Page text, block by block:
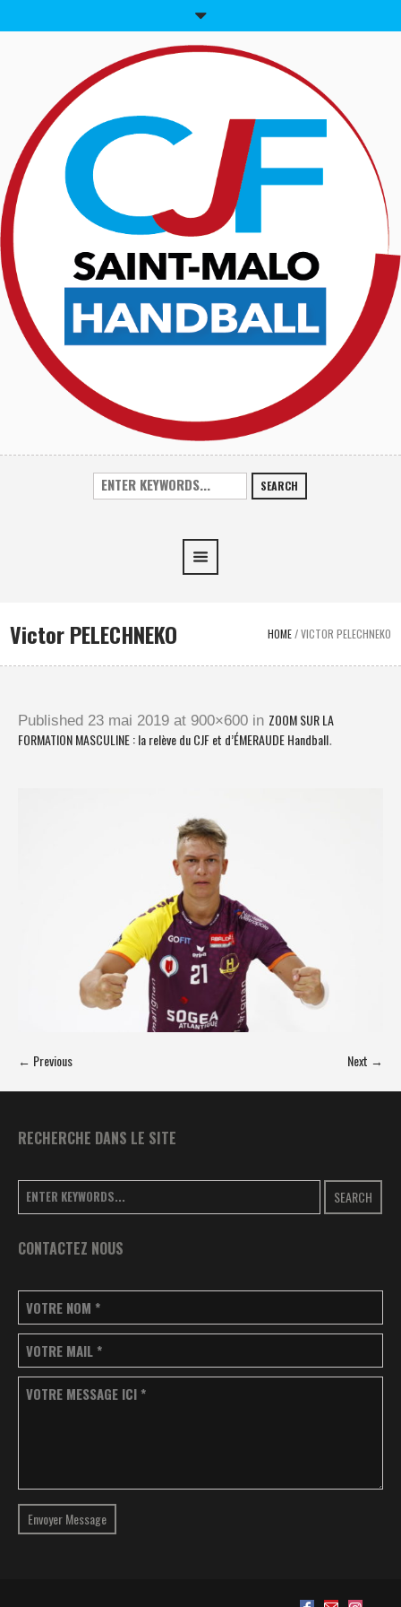
SEARCH
Victor PELECHNEKO HOME/VICTOR PELECHNEKO
Published 23 mai 2019 at 900×600 in ZOOM SUR LA
FORMATION MASCULINE : la relève du CJF et d’ÉMERAUDE Handball.
← Previous Next →
RECHERCHE DANS LE SITE
SEARCH
CONTACTEZ NOUS
VOTRE NOM *
VOTRE MAIL *
VOTRE MESSAGE ICI *
Envoyer Message